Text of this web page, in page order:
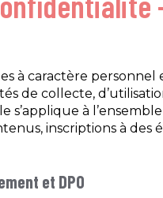
à caractère
de collecte,
s’applique à
inscriptions à des
et DPO